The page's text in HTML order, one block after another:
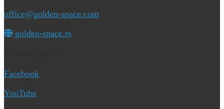
office@golden-space.com
golden-space.rs
Facebook
YouTube